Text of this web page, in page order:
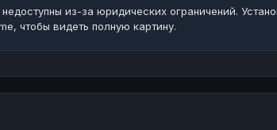
из-за юридических ограничений.
чтобы видеть полную картину.